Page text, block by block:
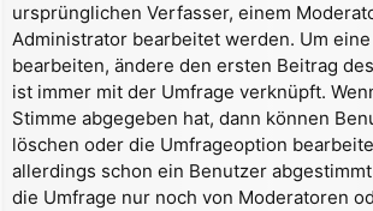
ursprünglichen Verfasser, einem
Administrator bearbeitet werden. Um
bearbeiten, ändere den ersten Beitrag
ist immer mit der Umfrage verknüpft.
Stimme abgegeben hat, dann können
löschen oder die Umfrageoption
allerdings schon ein Benutzer
die Umfrage nur noch von Moderatoren